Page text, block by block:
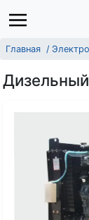
Главная